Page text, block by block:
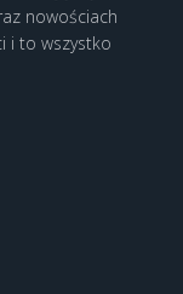
nowościach
i to wszystko